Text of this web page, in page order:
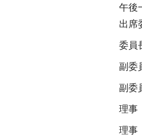
午後
出席
委員
副委
副委
理事
理事